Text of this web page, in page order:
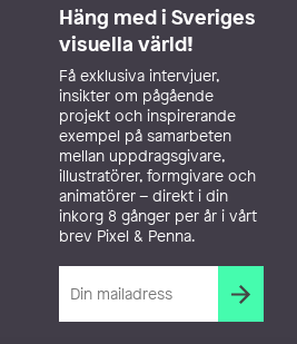
Häng med i Sveriges
visuella värld!
Få exklusiva intervjuer,
insikter om pågående
projekt och inspirerande
exempel på samarbeten
mellan uppdragsgivare,
illustratörer, formgivare och
animatörer – direkt i din
inkorg 8 gånger per år i vårt
brev Pixel & Penna.